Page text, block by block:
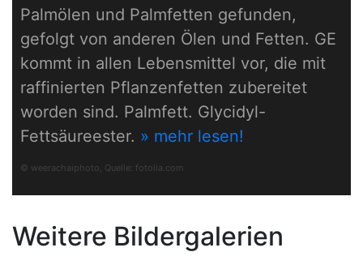
Palmölen und Palmfetten gefunden,
gefolgt von anderen Ölen und Fetten. GE
kommt in allen Lebensmittel vor, die mit
raffinierten Pflanzenfetten zubereitet
worden sind. Palmfett. Glycidyl-
Fettsäureester. » mehr lesen!
© weerachaiphoto, Quelle: fotolia.com
Weitere Bildergalerien